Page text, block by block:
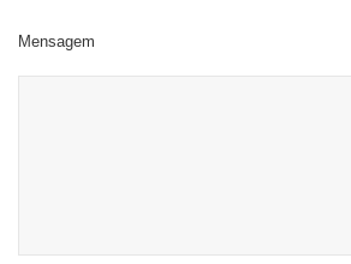
Mensagem